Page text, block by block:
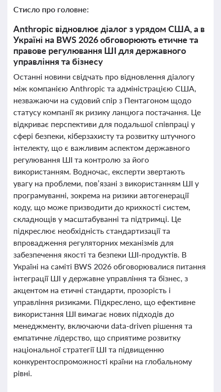
Стисло про головне:
Anthropic відновлює діалог з урядом США, а в
Україні на BWS 2026 обговорюють етичне та
правове регулювання ШІ для державного
управління та бізнесу
Останні новини свідчать про відновлення діалогу
між компанією Anthropic та адміністрацією США,
незважаючи на судовий спір з Пентагоном щодо
статусу компанії як ризику ланцюга постачання. Це
відкриває перспективи для подальшої співпраці у
сфері безпеки, кіберзахисту та розвитку штучного
інтелекту, що є важливим аспектом державного
регулювання ШІ та контролю за його
використанням. Водночас, експерти звертають
увагу на проблеми, пов’язані з використанням ШІ у
програмуванні, зокрема на ризики автогенерації
коду, що може призводити до крихкості систем,
складнощів у масштабуванні та підтримці. Це
підкреслює необхідність стандартизації та
впровадження регуляторних механізмів для
забезпечення якості та безпеки ШІ-продуктів. В
Україні на саміті BWS 2026 обговорювалися питання
інтеграції ШІ у державне управління та бізнес, з
акцентом на етичні стандарти, прозорість і
управління ризиками. Підкреслено, що ефективне
використання ШІ вимагає нових підходів до
менеджменту, включаючи data-driven рішення та
емпатичне лідерство, що сприятиме розвитку
національної стратегії ШІ та підвищенню
конкурентоспроможності країни на глобальному
рівні.